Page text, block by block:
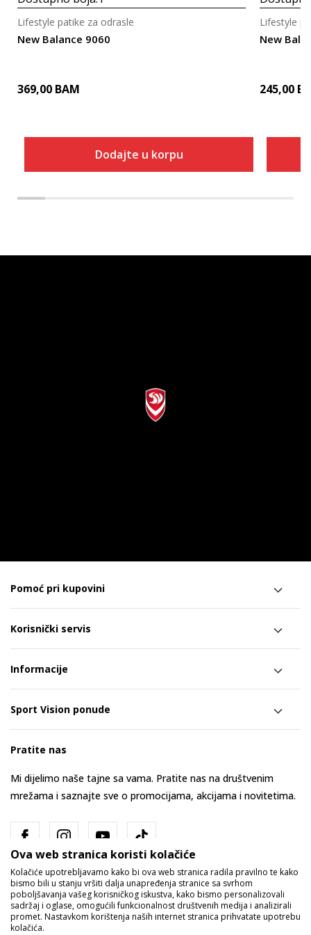
New Balance 9060
Lifestyle patike za odrasle
369,00 BAM
Dodajte u korpu
New
Lifestyle
245,00
Pomoć pri kupovini
Korisnički servis
Informacije
Sport Vision ponude
Pratite nas
Mi dijelimo naše tajne sa vama. Pratite nas na društvenim
mrežama i saznajte sve o promocijama, akcijama i novitetima.
Bosna i Hercegovina Promijenite
Ova web stranica koristi kolačiće
Kolačiće upotrebljavamo kako bi ova web stranica radila pravilno te kako
bismo bili u stanju vršiti dalja unapređenja stranice sa svrhom
poboljšavanja vašeg korisničkog iskustva, kako bismo personalizovali
sadržaj i oglase, omogućili funkcionalnost društvenih medija i analizirali
promet. Nastavkom korištenja naših internet stranica prihvatate upotrebu
kolačića.